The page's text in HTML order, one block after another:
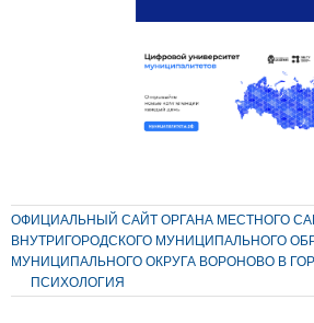
ОФИЦИАЛЬНЫЙ САЙТ ОРГАНА МЕСТНОГО
ВНУТРИГОРОДСКОГО МУНИЦИПАЛЬНОГО
МУНИЦИПАЛЬНОГО ОКРУГА ВОРОНОВО В
ПСИХОЛОГИЯ